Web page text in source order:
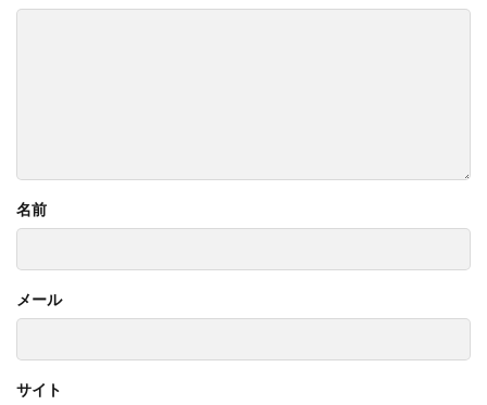
名前
メール
サイト